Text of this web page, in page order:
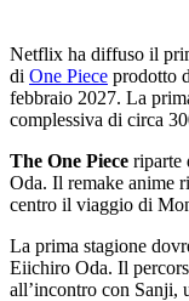
Netflix ha diffuso il
di One Piece prodotto
febbraio 2027. La
complessiva di circa
The One Piece riparte
Oda. Il remake anime
centro il viaggio di
La prima stagione
Eiichiro Oda. Il
all’incontro con Sanji,